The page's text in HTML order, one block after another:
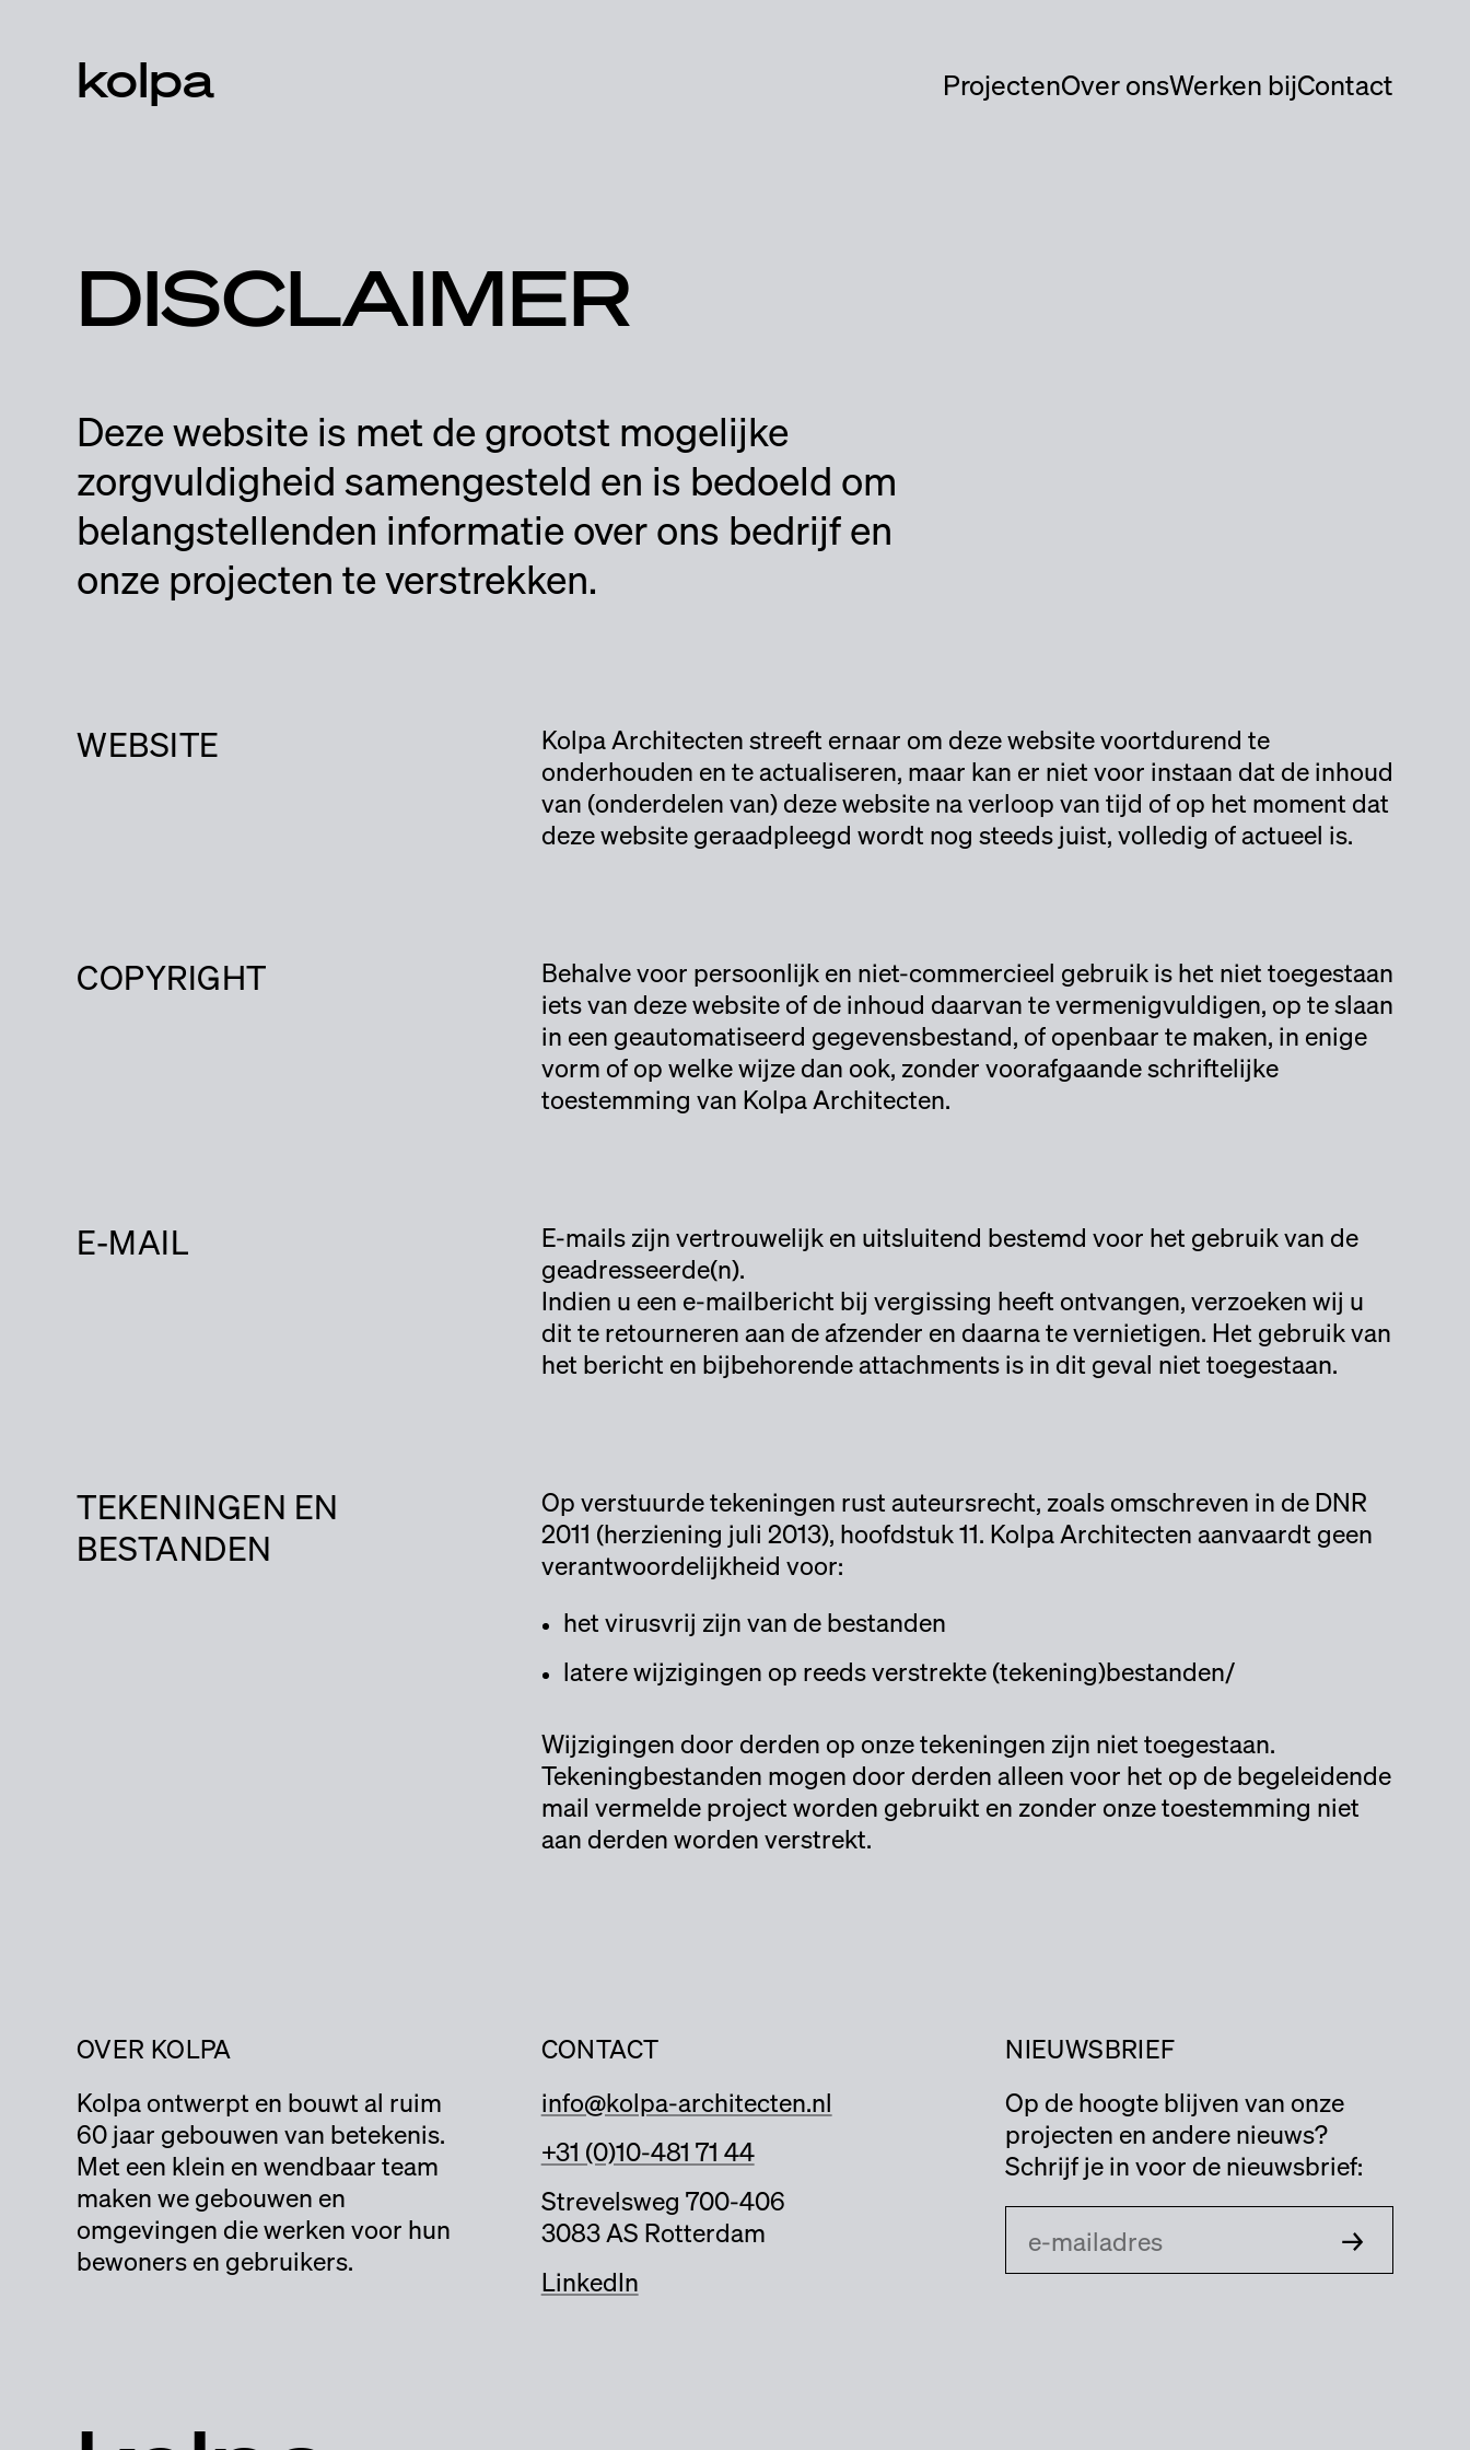
kolpa ProjectenOver onsWerken bijContact
Projecten
DISCLAIMER
Deze website is met de grootst mogelijke
zorgvuldigheid samengesteld en is bedoeld om
belangstellenden informatie over ons bedrijf en
onze projecten te verstrekken.
WEBSITE
Kolpa Architecten streeft ernaar om deze website voortdurend te
onderhouden en te actualiseren, maar kan er niet voor instaan dat de inhoud
van (onderdelen van) deze website na verloop van tijd of op het moment dat
deze website geraadpleegd wordt nog steeds juist, volledig of actueel is.
COPYRIGHT
Behalve voor persoonlijk en niet-commercieel gebruik is het niet toegestaan
iets van deze website of de inhoud daarvan te vermenigvuldigen, op te slaan
in een geautomatiseerd gegevensbestand, of openbaar te maken, in enige
vorm of op welke wijze dan ook, zonder voorafgaande schriftelijke
toestemming van Kolpa Architecten.
E-MAIL
E-mails zijn vertrouwelijk en uitsluitend bestemd voor het gebruik van de
geadresseerde(n).
Indien u een e-mailbericht bij vergissing heeft ontvangen, verzoeken wij u
dit te retourneren aan de afzender en daarna te vernietigen. Het gebruik van
het bericht en bijbehorende attachments is in dit geval niet toegestaan.
TEKENINGEN EN
BESTANDEN
Op verstuurde tekeningen rust auteursrecht, zoals omschreven in de DNR
2011 (herziening juli 2013), hoofdstuk 11. Kolpa Architecten aanvaardt geen
verantwoordelijkheid voor:
het virusvrij zijn van de bestanden
latere wijzigingen op reeds verstrekte (tekening)bestanden/
Wijzigingen door derden op onze tekeningen zijn niet toegestaan.
Tekeningbestanden mogen door derden alleen voor het op de begeleidende
mail vermelde project worden gebruikt en zonder onze toestemming niet
aan derden worden verstrekt.
OVER KOLPA
Kolpa ontwerpt en bouwt al ruim
60 jaar gebouwen van betekenis.
Met een klein en wendbaar team
maken we gebouwen en
omgevingen die werken voor hun
bewoners en gebruikers.
CONTACT
info@kolpa-architecten.nl
+31 (0)10-481 71 44
Strevelsweg 700-406
3083 AS Rotterdam
LinkedIn
NIEUWSBRIEF
Op de hoogte blijven van onze
projecten en andere nieuws?
Schrijf je in voor de nieuwsbrief: